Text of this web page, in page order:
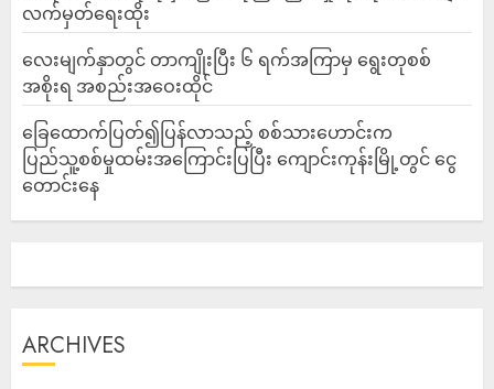
လက်မှတ်ရေးထိုး
လေးမျက်နှာတွင် တာကျိုးပြီး ၆ ရက်အကြာမှ ရွေးတုစစ်
အစိုးရ အစည်းအဝေးထိုင်
ခြေထောက်ပြတ်၍ပြန်လာသည့် စစ်သားဟောင်းက
ပြည်သူ့စစ်မှုထမ်းအကြောင်းပြပြီး ကျောင်းကုန်းမြို့တွင် ငွေ
တောင်းနေ
ARCHIVES